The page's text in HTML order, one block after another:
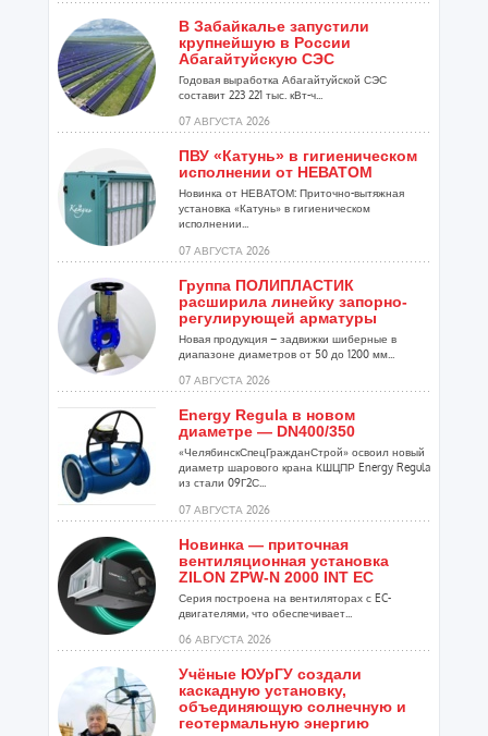
В Забайкалье запустили
крупнейшую в России
Абагайтуйскую СЭС
Годовая выработка Абагайтуйской СЭС
составит 223 221 тыс. кВт-ч...
07 АВГУСТА 2026
ПВУ «Катунь» в гигиеническом
исполнении от НЕВАТОМ
Новинка от НЕВАТОМ: Приточно-вытяжная
установка «Катунь» в гигиеническом
исполнении...
07 АВГУСТА 2026
Группа ПОЛИПЛАСТИК
расширила линейку запорно-
регулирующей арматуры
Новая продукция – задвижки шиберные в
диапазоне диаметров от 50 до 1200 мм...
07 АВГУСТА 2026
Energy Regula в новом
диаметре — DN400/350
«ЧелябинскСпецГражданСтрой» освоил новый
диаметр шарового крана КШЦПР Energy Regula
из стали 09Г2С...
07 АВГУСТА 2026
Новинка — приточная
вентиляционная установка
ZILON ZPW-N 2000 INT EC
Серия построена на вентиляторах с EC-
двигателями, что обеспечивает...
06 АВГУСТА 2026
Учёные ЮУрГУ создали
каскадную установку,
объединяющую солнечную и
геотермальную энергию